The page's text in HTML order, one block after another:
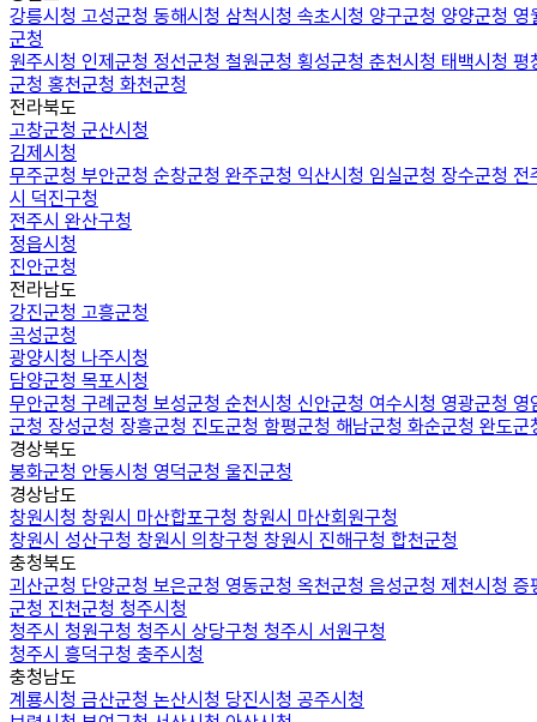
강릉시청 고성군청 동해시청 삼척시청 속초시청 양구군청 양양군청 영
군청
원주시청 인제군청 정선군청 철원군청 횡성군청 춘천시청 태백시청 평
군청 홍천군청 화천군청
전라북도
고창군청 군산시청
김제시청
무주군청 부안군청 순창군청 완주군청 익산시청 임실군청 장수군청 전
시 덕진구청
전주시 완산구청
정읍시청
진안군청
전라남도
강진군청 고흥군청
곡성군청
광양시청 나주시청
담양군청 목포시청
무안군청 구례군청 보성군청 순천시청 신안군청 여수시청 영광군청 영
군청 장성군청 장흥군청 진도군청 함평군청 해남군청 화순군청 완도군
경상북도
봉화군청 안동시청 영덕군청 울진군청
경상남도
창원시청 창원시 마산합포구청 창원시 마산회원구청
창원시 성산구청 창원시 의창구청 창원시 진해구청 합천군청
충청북도
괴산군청 단양군청 보은군청 영동군청 옥천군청 음성군청 제천시청 증
군청 진천군청 청주시청
청주시 청원구청 청주시 상당구청 청주시 서원구청
청주시 흥덕구청 충주시청
충청남도
계룡시청 금산군청 논산시청 당진시청 공주시청